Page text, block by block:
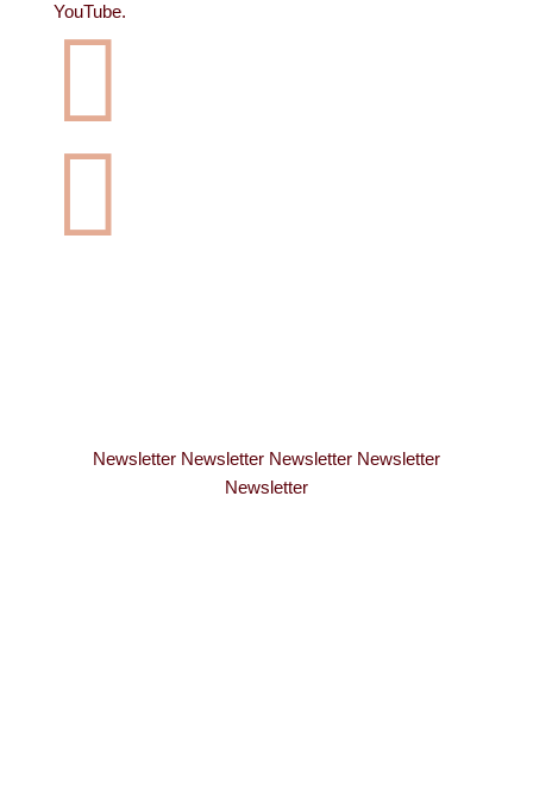
YouTube.


Newsletter Newsletter Newsletter Newsletter
Newsletter